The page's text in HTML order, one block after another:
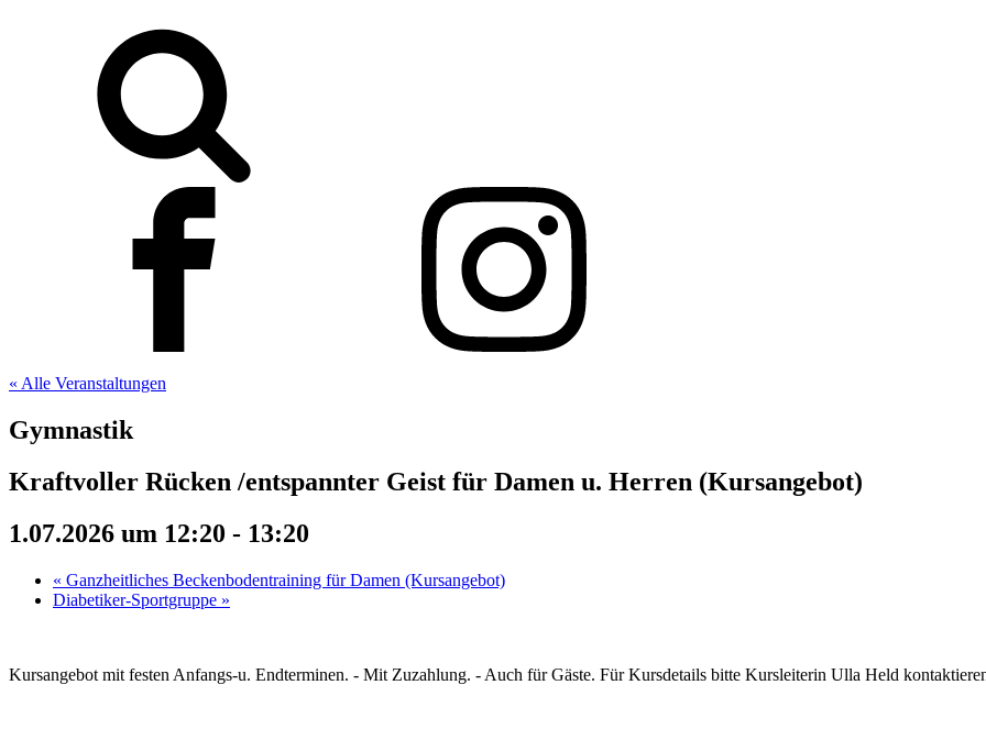
« Alle Veranstaltungen
Gymnastik
Kraftvoller Rücken /entspannter Geist für Damen u. Herren (Kursangebot)
1.07.2026 um 12:20 - 13:20
« Ganzheitliches Beckenbodentraining für Damen (Kursangebot)
Diabetiker-Sportgruppe »
Kursangebot mit festen Anfangs-u. Endterminen. - Mit Zuzahlung. - Auch für Gäste. Für Kursdetails bitte Kursleiterin Ulla Held